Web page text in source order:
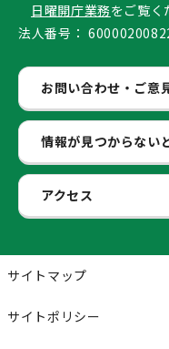
日曜開庁業務をご覧く
法人番号：
お問い合わせ・ご意
情報が見つからない
アクセス
サイトマップ
サイトポリシー